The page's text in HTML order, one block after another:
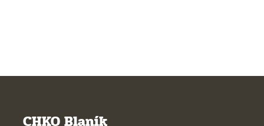
CHKO Blaník